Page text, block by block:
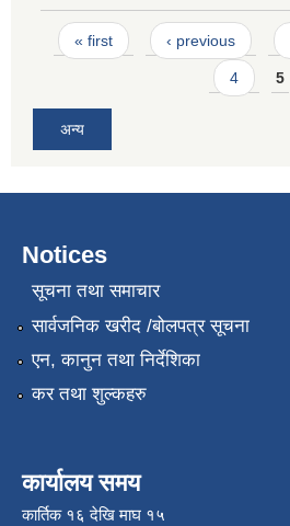
Pages
« first ‹ previous
4 5
अन्य
Notices
सूचना तथा समाचार
सार्वजनिक खरीद /बोलपत्र सूचना
एन, कानुन तथा निर्देशिका
कर तथा शुल्कहरु
कार्यालय समय
कार्तिक १६ देखि माघ १५